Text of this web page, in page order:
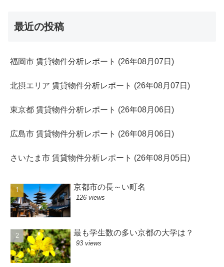
最近の投稿
福岡市 賃貸物件分析レポート (26年08月07日)
北摂エリア 賃貸物件分析レポート (26年08月07日)
東京都 賃貸物件分析レポート (26年08月06日)
広島市 賃貸物件分析レポート (26年08月06日)
さいたま市 賃貸物件分析レポート (26年08月05日)
京都市の長～い町名
126 views
最も学生数の多い京都の大学は？
93 views